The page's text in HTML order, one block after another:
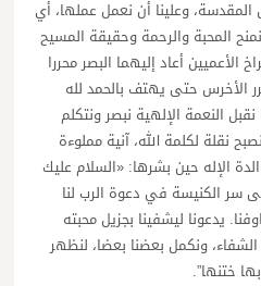
وعلينا أن نعمل عملها، أي
المحبة والرحمة وحقيقة المسيح
أعاد إليهما البصر محررا
الأخرس حتى يهتف بالحمد لله
النعمة الإلهية نبصر ونتكلم
نقلة لكلمة الله، آنية مملوءة
الإله حين بشرها: «السلام عليك
سر الكنيسة في دعوة الرب لنا
يدعونا ليشفينا بجزيل محبته
ونكمل بعضنا بعضا، لنظهر
ختنها”.